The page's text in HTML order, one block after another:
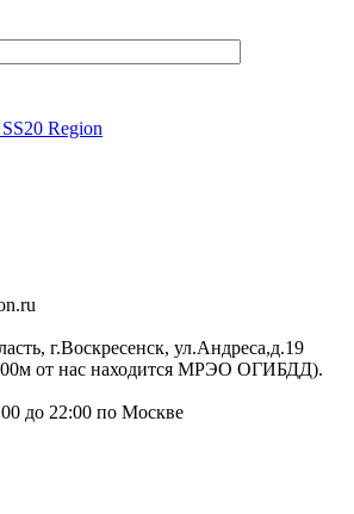
г.Воскресенск, ул.Андреса,д.19
от нас находится МРЭО ОГИБДД).
до 22:00 по Москве